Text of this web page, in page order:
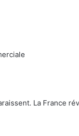
La France